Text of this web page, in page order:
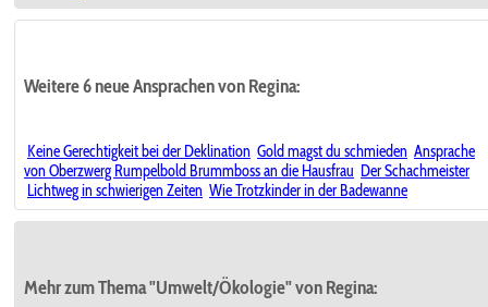
Weitere 6 neue Ansprachen von Regina:
Keine Gerechtigkeit bei der Deklination Gold magst du schmieden Ansprache
von Oberzwerg Rumpelbold Brummboss an die Hausfrau Der Schachmeister
Lichtweg in schwierigen Zeiten Wie Trotzkinder in der Badewanne
Mehr zum Thema "Umwelt/Ökologie" von Regina: